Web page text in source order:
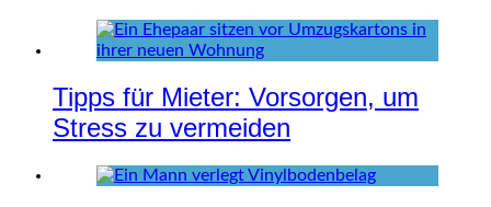
Tipps für Mieter: Vorsorgen, um
Stress zu vermeiden